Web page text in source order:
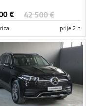
€ 42 500€
prije 2 h